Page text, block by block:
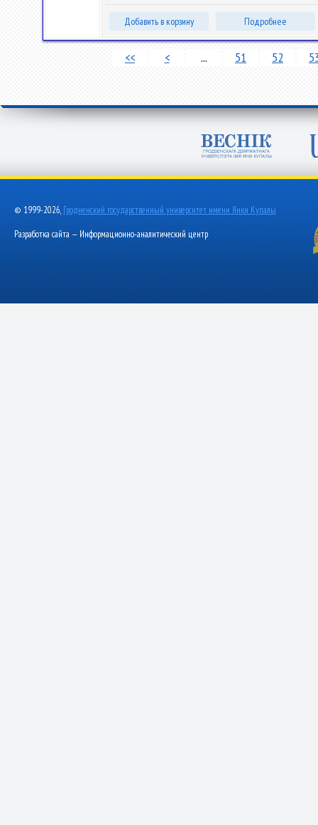
Добавить в корзину Подробнее
<< < ... 51 52
© 1999-2026, Гродненский государственный университет имени Янки Купалы
Разработка сайта — Информационно-аналитический центр